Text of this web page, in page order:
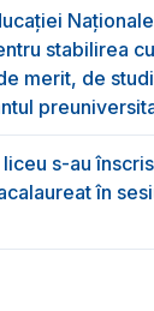
stabilirea
merit, de
s-au
în